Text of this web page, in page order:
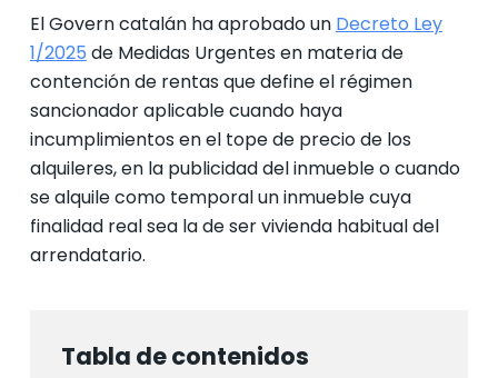
El Govern catalán ha aprobado un Decreto Ley
1/2025 de Medidas Urgentes en materia de
contención de rentas que define el régimen
sancionador aplicable cuando haya
incumplimientos en el tope de precio de los
alquileres, en la publicidad del inmueble o cuando
se alquile como temporal un inmueble cuya
finalidad real sea la de ser vivienda habitual del
arrendatario.
Tabla de contenidos